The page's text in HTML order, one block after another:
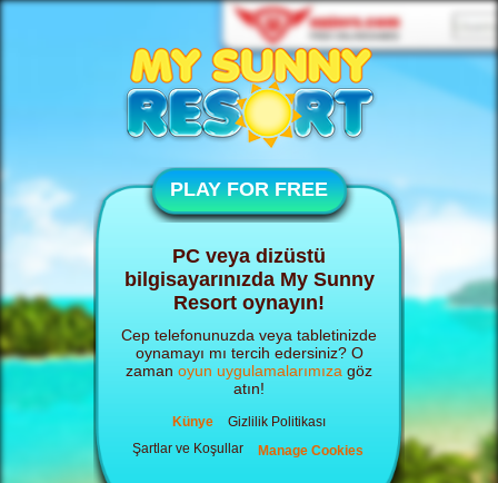
PLAY FOR FREE
PC veya dizüstü
bilgisayarınızda My Sunny
Resort oynayın!
Cep telefonunuzda veya tabletinizde
oynamayı mı tercih edersiniz? O
zaman oyun uygulamalarımıza göz
atın!
Künye
Gizlilik Politikası
Şartlar ve Koşullar
Manage Cookies